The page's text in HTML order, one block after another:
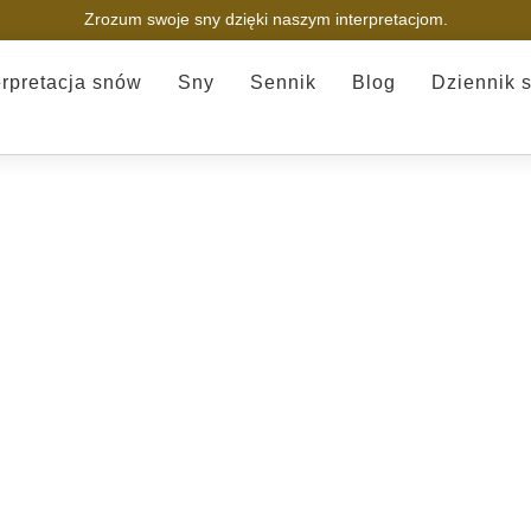
Zrozum swoje sny dzięki naszym interpretacjom.
snów Sny Sennik Blog Dziennik